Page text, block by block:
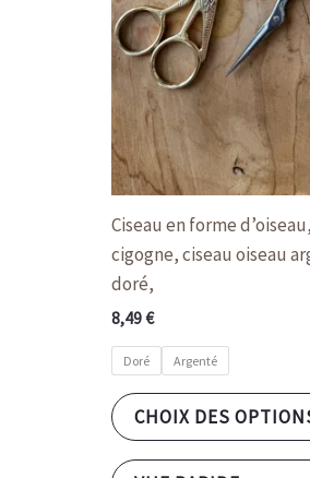
Ciseau en forme
cigogne, ciseau oiseau
doré,
8,49€
Doré Argenté
CHOIX DES